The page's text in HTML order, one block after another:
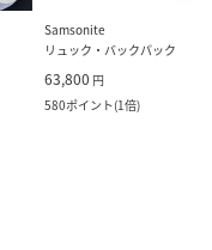
Samsonite
リュック・バックパック
63,800 円
580ポイント(1倍)